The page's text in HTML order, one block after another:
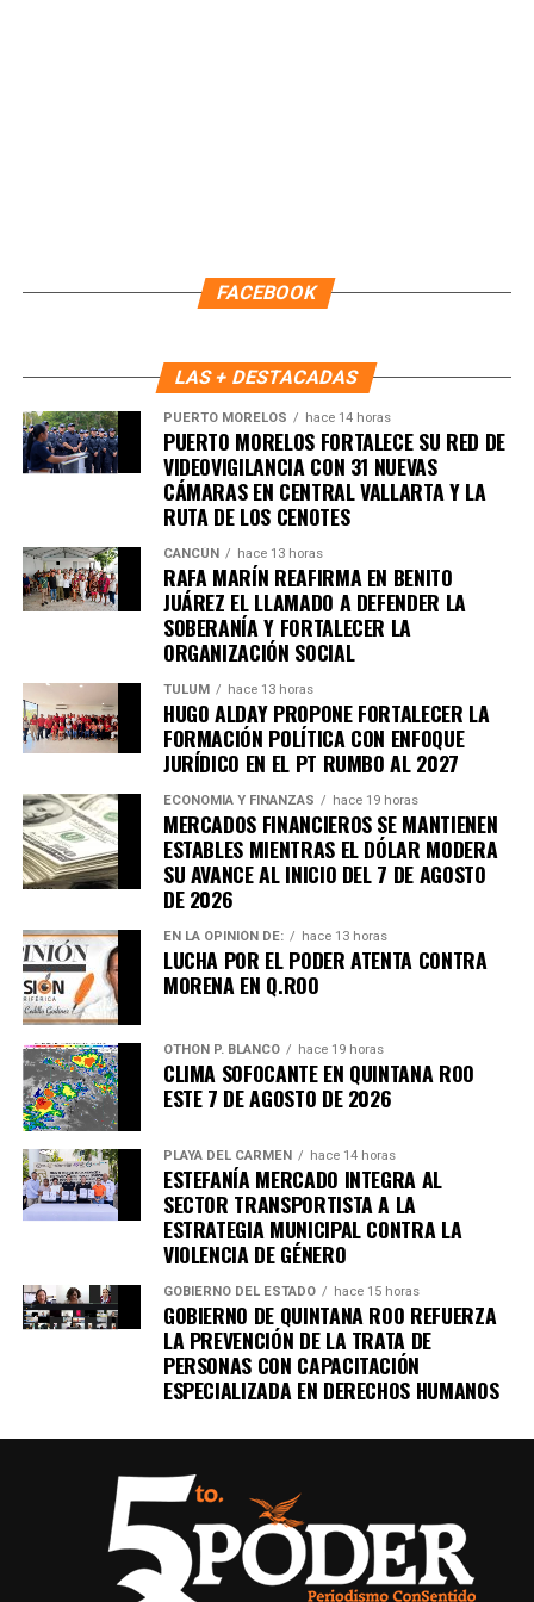
Recibe las noticias al instante
Únete al canal oficial de WhatsApp de
Quinto Podery recibe las noticias más
importantes de Quintana Roo directamente
en tu teléfono.
Unirme al canal de WhatsApp
FACEBOOK
LAS + DESTACADAS
PUERTO MORELOS hace 14 horas
PUERTO MORELOS FORTALECE SU RED DE
VIDEOVIGILANCIA CON 31 NUEVAS
CÁMARAS EN CENTRAL VALLARTA Y LA
RUTA DE LOS CENOTES
CANCÚN hace 13 horas
RAFA MARÍN REAFIRMA EN BENITO
JUÁREZ EL LLAMADO A DEFENDER LA
SOBERANÍA Y FORTALECER LA
ORGANIZACIÓN SOCIAL
TULUM hace 13 horas
HUGO ALDAY PROPONE FORTALECER LA
FORMACIÓN POLÍTICA CON ENFOQUE
JURÍDICO EN EL PT RUMBO AL 2027
ECONOMÍA Y FINANZAS hace 19 horas
MERCADOS FINANCIEROS SE MANTIENEN
ESTABLES MIENTRAS EL DÓLAR MODERA
SU AVANCE AL INICIO DEL 7 DE AGOSTO
DE 2026
EN LA OPINIÓN DE: hace 13 horas
LUCHA POR EL PODER ATENTA CONTRA
MORENA EN Q.ROO
OTHON P. BLANCO hace 19 horas
CLIMA SOFOCANTE EN QUINTANA ROO
ESTE 7 DE AGOSTO DE 2026
PLAYA DEL CARMEN hace 14 horas
ESTEFANÍA MERCADO INTEGRA AL
SECTOR TRANSPORTISTA A LA
ESTRATEGIA MUNICIPAL CONTRA LA
VIOLENCIA DE GÉNERO
GOBIERNO DEL ESTADO hace 15 horas
GOBIERNO DE QUINTANA ROO REFUERZA
LA PREVENCIÓN DE LA TRATA DE
PERSONAS CON CAPACITACIÓN
ESPECIALIZADA EN DERECHOS HUMANOS